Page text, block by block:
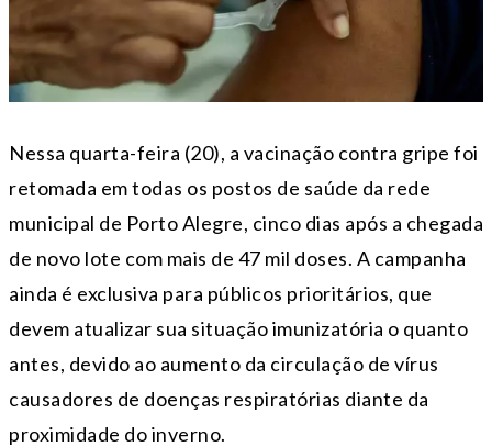
Nessa quarta-feira (20), a vacinação contra gripe foi
retomada em todas os postos de saúde da rede
municipal de Porto Alegre, cinco dias após a chegada
de novo lote com mais de 47 mil doses. A campanha
ainda é exclusiva para públicos prioritários, que
devem atualizar sua situação imunizatória o quanto
antes, devido ao aumento da circulação de vírus
causadores de doenças respiratórias diante da
proximidade do inverno.